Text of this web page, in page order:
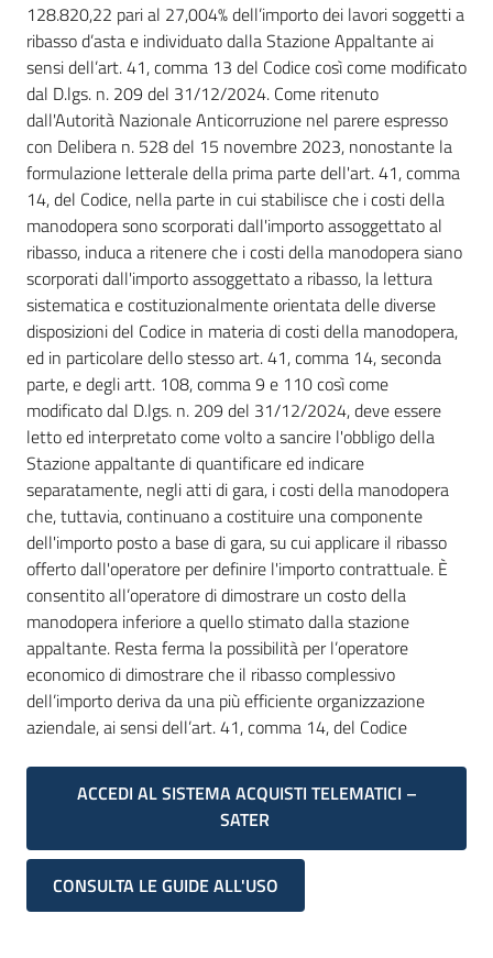
128.820,22 pari al 27,004% dell’importo dei lavori soggetti a
ribasso d’asta e individuato dalla Stazione Appaltante ai
sensi dell’art. 41, comma 13 del Codice così come modificato
dal D.lgs. n. 209 del 31/12/2024. Come ritenuto
dall'Autorità Nazionale Anticorruzione nel parere espresso
con Delibera n. 528 del 15 novembre 2023, nonostante la
formulazione letterale della prima parte dell'art. 41, comma
14, del Codice, nella parte in cui stabilisce che i costi della
manodopera sono scorporati dall'importo assoggettato al
ribasso, induca a ritenere che i costi della manodopera siano
scorporati dall'importo assoggettato a ribasso, la lettura
sistematica e costituzionalmente orientata delle diverse
disposizioni del Codice in materia di costi della manodopera,
ed in particolare dello stesso art. 41, comma 14, seconda
parte, e degli artt. 108, comma 9 e 110 così come
modificato dal D.lgs. n. 209 del 31/12/2024, deve essere
letto ed interpretato come volto a sancire l'obbligo della
Stazione appaltante di quantificare ed indicare
separatamente, negli atti di gara, i costi della manodopera
che, tuttavia, continuano a costituire una componente
dell'importo posto a base di gara, su cui applicare il ribasso
offerto dall'operatore per definire l'importo contrattuale. È
consentito all’operatore di dimostrare un costo della
manodopera inferiore a quello stimato dalla stazione
appaltante. Resta ferma la possibilità per l’operatore
economico di dimostrare che il ribasso complessivo
dell’importo deriva da una più efficiente organizzazione
aziendale, ai sensi dell’art. 41, comma 14, del Codice
ACCEDI AL SISTEMA ACQUISTI TELEMATICI –
SATER
CONSULTA LE GUIDE ALL'USO